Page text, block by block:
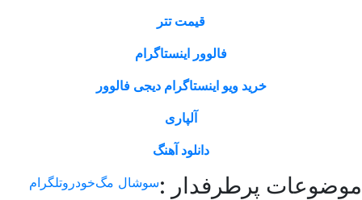
قیمت تتر
فالوور اینستاگرام
خرید ویو اینستاگرام دیجی فالوور
آلپاری
دانلود آهنگ
پرطرفدار : سوشال مگخودروتلگرام